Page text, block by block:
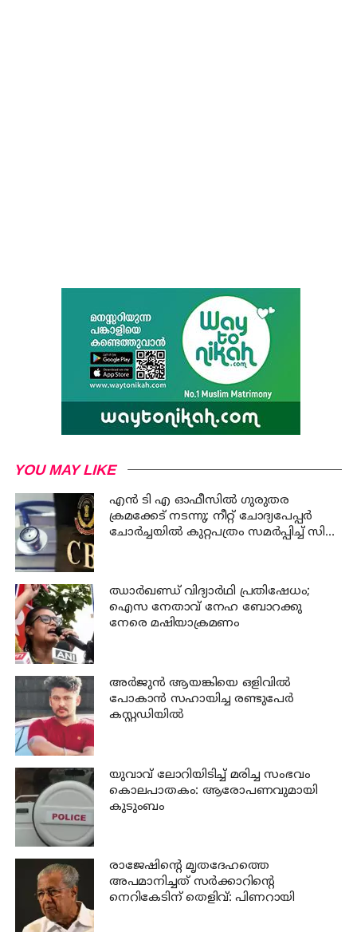
YOU MAY LIKE
എന്‍ ടി എ ഓഫീസില്‍ ഗുരുതര
ക്രമക്കേട് നടന്നു; നീറ്റ് ചോദ്യപേപ്പര്‍
ചോര്‍ച്ചയില്‍ കുറ്റപത്രം സമര്‍പ്പിച്ച് സി
ഝാര്‍ഖണ്ഡ് വിദ്യാര്‍ഥി പ്രതിഷേധം;
ഐസ നേതാവ് നേഹ ബോറക്കു
നേരെ മഷിയാക്രമണം
അര്‍ജുന്‍ ആയങ്കിയെ ഒളിവില്‍
പോകാന്‍ സഹായിച്ച രണ്ടുപേര്‍
കസ്റ്റഡിയില്‍
യുവാവ് ലോറിയിടിച്ച് മരിച്ച സംഭവം
കൊലപാതകം: ആരോപണവുമായി
കുടുംബം
രാജേഷിന്റെ മൃതദേഹത്തെ
അപമാനിച്ചത് സര്‍ക്കാറിന്റെ
നെറികേടിന് തെളിവ്: പിണറായി